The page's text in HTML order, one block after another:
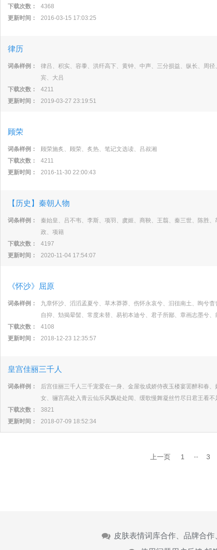
下载次数：
4368
更新时间：
2016-03-15 17:03:25
律历
词条样例：
律吕、积实、容黍、洪纤高下、黄钟、中声、三分损益、纵长、周
宾、大吕
下载次数：
4211
更新时间：
2019-03-27 23:19:51
顾荣
词条样例：
顾荣施炙、顾荣、炙热、笔记文选读、吕叔湘
下载次数：
4211
更新时间：
2016-11-30 22:00:43
【历史】秦朝人物
词条样例：
秦始皇、吕不韦、李斯、项羽、虞姬、商鞅、王翦、秦三世、陈胜
政、项籍
下载次数：
4197
更新时间：
2020-11-04 17:54:07
《怀沙》屈原
词条样例：
九章怀沙、滔滔孟夏兮、草木莽莽、伤怀永哀兮、汩徂南土、眴兮
自抑、劮揭晕髻、常度未替、易初本迪兮、君子所鄙、章画志墨兮
下载次数：
4108
更新时间：
2018-12-23 12:35:57
皇宫佳丽三千人
词条样例：
后宫佳丽三千人三千宠爱在一身、金屋妆成娇侍夜玉楼宴罢醉和春
女、骊宫高处入青云仙乐风飘处处闻、缓歌慢舞凝丝竹尽日君王看不
下载次数：
3821
更新时间：
2018-07-09 18:52:34
上一页 1 ... 3
皮肤表情词库合作、品牌合